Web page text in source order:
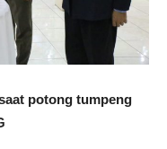
potong tumpeng